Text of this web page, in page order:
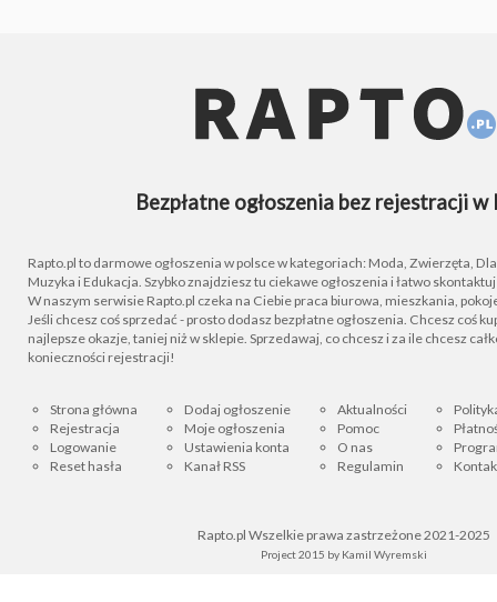
Bezpłatne ogłoszenia bez rejestracji w
Rapto.pl to darmowe ogłoszenia w polsce w kategoriach: Moda, Zwierzęta, Dla
Muzyka i Edukacja. Szybko znajdziesz tu ciekawe ogłoszenia i łatwo
W naszym serwisie Rapto.pl czeka na Ciebie praca biurowa, mieszkania,
Jeśli chcesz coś sprzedać - prosto dodasz bezpłatne ogłoszenia. Chcesz coś
najlepsze okazje, taniej niż w sklepie. Sprzedawaj, co chcesz i za ile chcesz
konieczności rejestracji!
Strona główna
Rejestracja
Logowanie
Reset hasła
Dodaj ogłoszenie
Moje ogłoszenia
Ustawienia konta
Kanał RSS
Aktualności
Pomoc
O nas
Regulamin
Rapto.pl Wszelkie prawa zastrzeżone 2021-2025
Project 2015 by Kamil Wyremski